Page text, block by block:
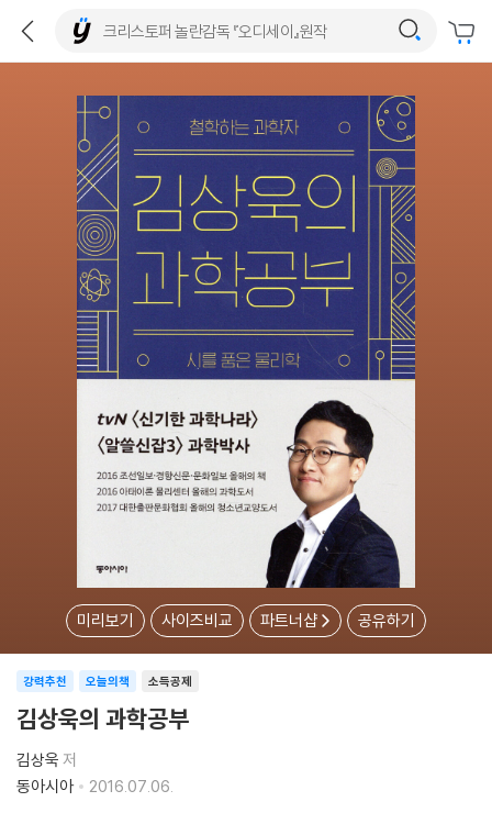
미리보기 사이즈비교 파트너샵 공유하기
소득공제
강력추천 오늘의책
김상욱의 과학공부
김상욱 저
동아시아
2016.07.06.